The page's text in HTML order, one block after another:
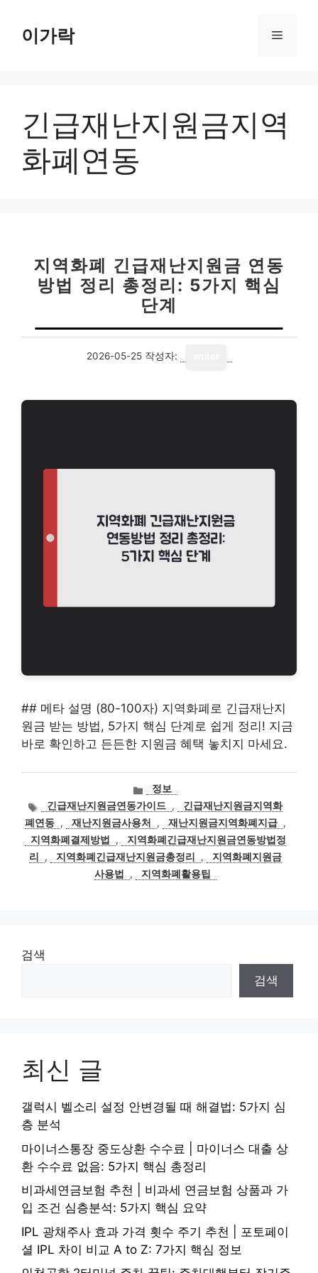
이가락 메
긴급재난지원금지역
화폐연동
지역화폐 긴급재난지원금 연동
방법 정리 총정리: 5가지 핵심
단계
2026-05-25 작성자:
## 메타 설명 (80-100자) 지역화폐로 긴급재난지
원금 받는 방법, 5가지 핵심 단계로 쉽게 정리! 지금
바로 확인하고 든든한 지원금 혜택 놓치지 마세요.
카
테
고
리
정보
태
그
긴급재난지원금연동가이드 ,
긴급재난지원금지역화
폐연동 , 재난지원금사용처 , 재난지원금지역화폐지급 ,
지역화폐결제방법
,
지역화폐긴급재난지원금연동방법정
리
, 지역화폐긴급재난지원금총정리 ,
지역화폐지원금
사용법
, 지역화폐활용팁
검색
검색
최신 글
갤럭시 벨소리 설정 안변경될 때 해결법: 5가지 심
층 분석
마이너스통장 중도상환 수수료 | 마이너스 대출 상
환 수수료 없음: 5가지 핵심 총정리
비과세연금보험 추천 | 비과세 연금보험 상품과 가
입 조건 심층분석: 5가지 핵심 요약
IPL 광채주사 효과 가격 횟수 주기 추천 | 포토페이
셜 IPL 차이 비교 A to Z: 7가지 핵심 정보